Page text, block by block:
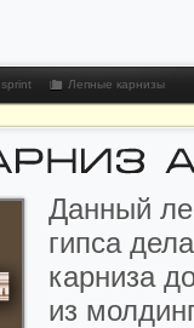
sprint Лепные карнизы
Данный л
гипса
карниза
из